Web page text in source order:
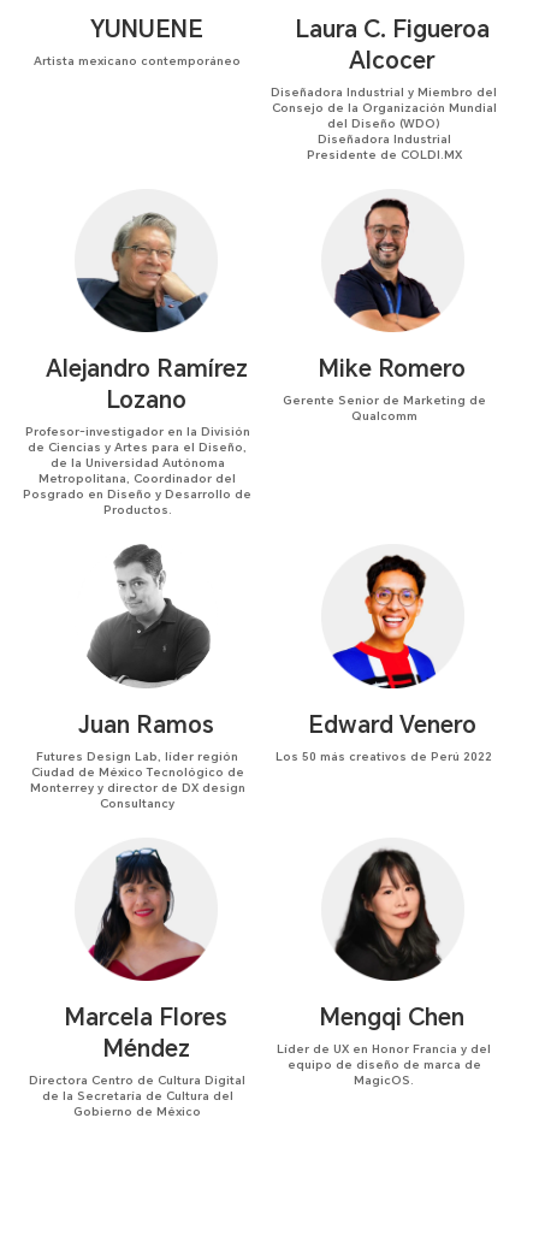
YUNUENE
Artista mexicano contemporáneo
Laura C. Figueroa
Alcocer
Diseñadora Industrial y Miembro del
Consejo de la Organización Mundial
del Diseño (WDO)
Diseñadora Industrial
Presidente de COLDI.MX
Alejandro Ramírez
Lozano
Profesor-investigador en la División
de Ciencias y Artes para el Diseño,
de la Universidad Autónoma
Metropolitana, Coordinador del
Posgrado en Diseño y Desarrollo de
Productos.
Mike Romero
Gerente Senior de Marketing de
Qualcomm
Juan Ramos
Futures Design Lab, líder región
Ciudad de México Tecnológico de
Monterrey y director de DX design
Consultancy
Edward Venero
Los 50 más creativos de Perú 2022
Marcela Flores
Méndez
Directora Centro de Cultura Digital
de la Secretaría de Cultura del
Gobierno de México
Mengqi Chen
Líder de UX en Honor Francia y del
equipo de diseño de marca de
MagicOS.